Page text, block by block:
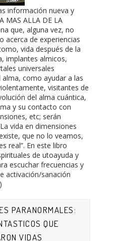
información nueva y
MAS ALLA DE LA
que, alguna vez, no
acerca de experiencias
vida después de la
implantes almicos,
universales
como ayudar a las
visitantes de
del alma cuántica,
y su contacto con
etc; serán
vida en dimensiones
que no lo veamos,
real”. En este libro
de utoayuda y
escuchar frecuencias y
activación/sanación
PARANORMALES:
QUE
VIDAS